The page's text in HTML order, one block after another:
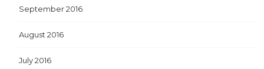
September 2016
August 2016
July 2016